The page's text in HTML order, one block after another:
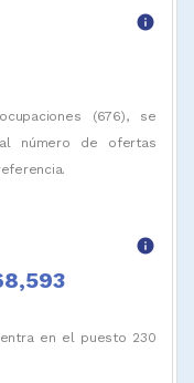
info
(676), se
número de ofertas
info
en el puesto 230